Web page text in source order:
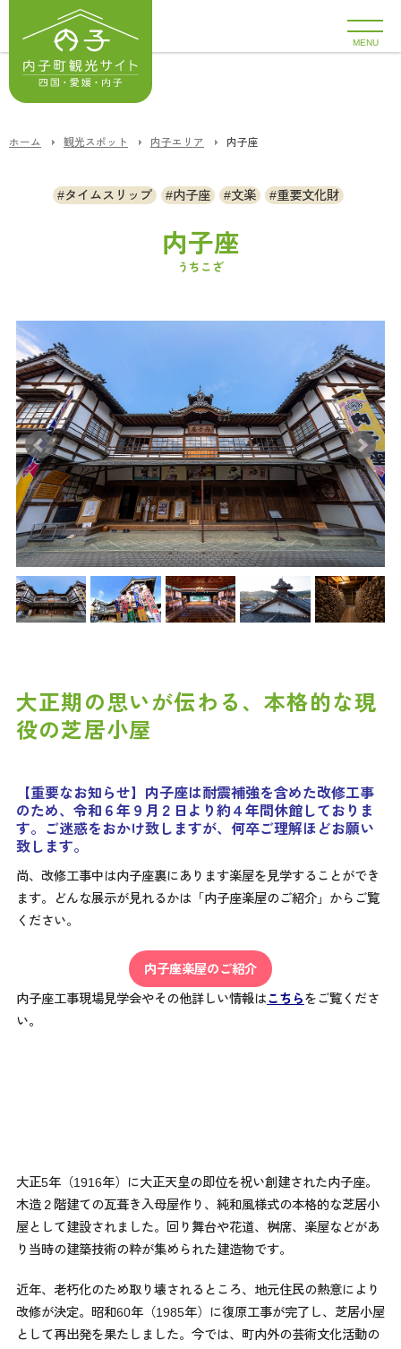
MENU
ホーム 観光スポット 内子エリア 内子座
タイムスリップ 内子座 文楽 重要文化財
内子座
うちこざ
大正期の思いが伝わる、本格的な現
役の芝居小屋
【重要なお知らせ】内子座は耐震補強を含めた改修工事
のため、 令和６年９月２日より 約４年間休館しておりま
す。ご迷惑をおかけ致しますが、何卒ご理解ほどお願い
致します。
尚、改修工事中は内子座裏にあります楽屋を見学することができ
ます。どんな展示が見れるかは「内子座楽屋のご紹介」からご覧
ください。
内子座楽屋のご紹介
内子座工事現場見学会やその他詳しい情報はこちらをご覧くださ
い。
大正5年（1916年）に大正天皇の即位を祝い創建された内子座。
木造２階建ての瓦葺き入母屋作り、純和風様式の本格的な芝居小
屋として建設されました。回り舞台や花道、桝席、楽屋などがあ
り当時の建築技術の粋が集められた建造物です。
近年、老朽化のため取り壊されるところ、地元住民の熱意により
改修が決定。昭和60年（1985年）に復原工事が完了し、芝居小屋
として再出発を果たしました。今では、町内外の芸術文化活動の